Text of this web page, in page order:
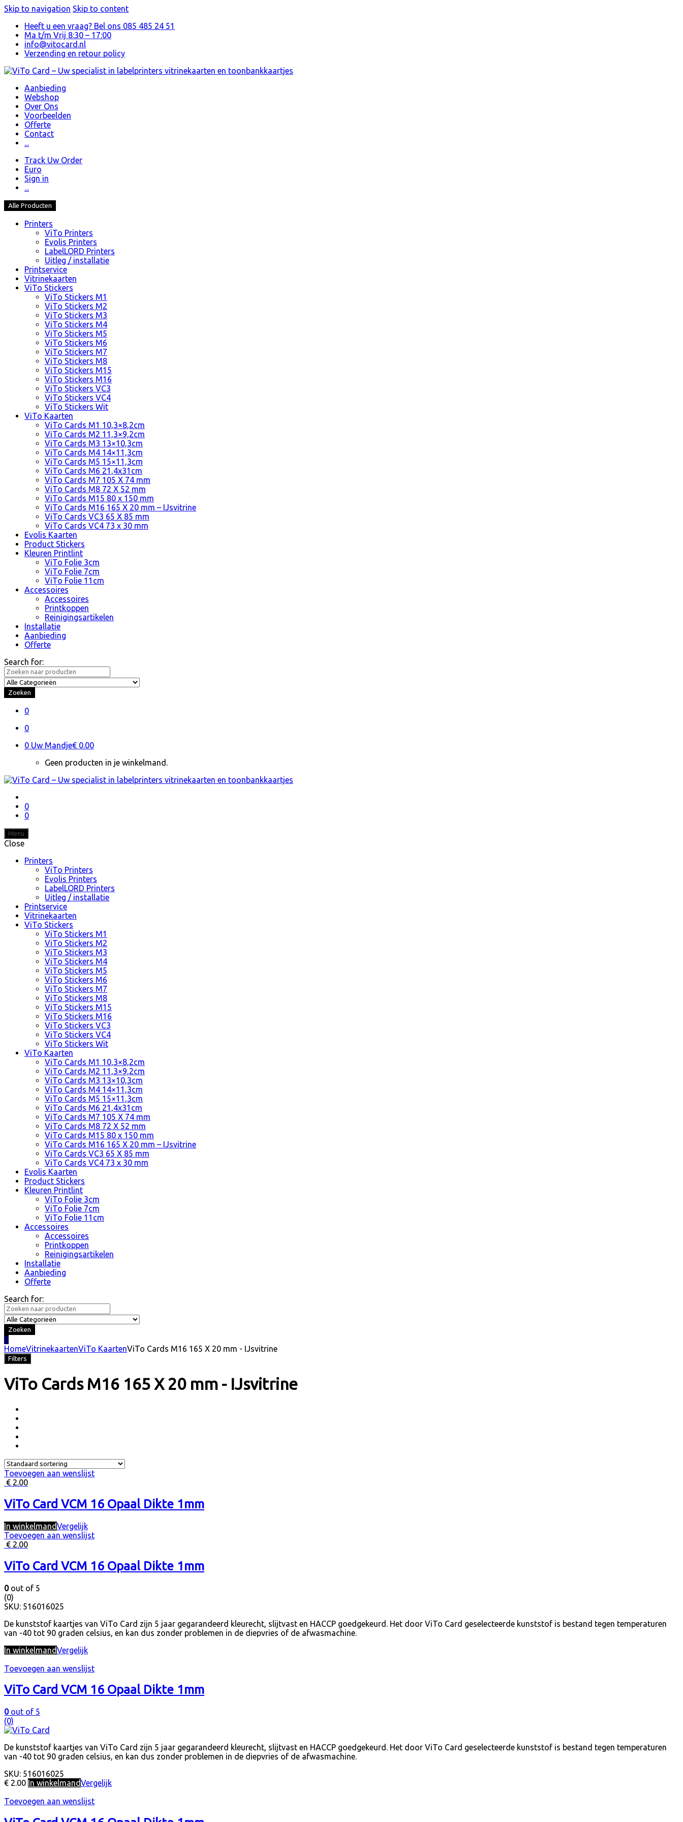
Skip to navigation Skip to content
Heeft u een vraag? Bel ons 085 485 24 51
Ma t/m Vrij 8:30 – 17:00
info@vitocard.nl
Verzending en retour policy
Aanbieding
Webshop
Over Ons
Voorbeelden
Offerte
Contact
...
Track Uw Order
Euro
Sign in
...
Alle Producten
Printers
ViTo Printers
Evolis Printers
LabelLORD Printers
Uitleg / installatie
Printservice
Vitrinekaarten
ViTo Stickers
ViTo Stickers M1
ViTo Stickers M2
ViTo Stickers M3
ViTo Stickers M4
ViTo Stickers M5
ViTo Stickers M6
ViTo Stickers M7
ViTo Stickers M8
ViTo Stickers M15
ViTo Stickers M16
ViTo Stickers VC3
ViTo Stickers VC4
ViTo Stickers Wit
ViTo Kaarten
ViTo Cards M1 10,3×8,2cm
ViTo Cards M2 11,3×9,2cm
ViTo Cards M3 13×10,3cm
ViTo Cards M4 14×11,3cm
ViTo Cards M5 15×11,3cm
ViTo Cards M6 21,4x31cm
ViTo Cards M7 105 X 74 mm
ViTo Cards M8 72 X 52 mm
ViTo Cards M15 80 x 150 mm
ViTo Cards M16 165 X 20 mm – IJsvitrine
ViTo Cards VC3 65 X 85 mm
ViTo Cards VC4 73 x 30 mm
Evolis Kaarten
Product Stickers
Kleuren Printlint
ViTo Folie 3cm
ViTo Folie 7cm
ViTo Folie 11cm
Accessoires
Accessoires
Printkoppen
Reinigingsartikelen
Installatie
Aanbieding
Offerte
Search for:
Zoeken
0
0
0 Uw Mandje€ 0.00
Geen producten in je winkelmand.
0
0
Menu
Close
Printers
ViTo Printers
Evolis Printers
LabelLORD Printers
Uitleg / installatie
Printservice
Vitrinekaarten
ViTo Stickers
ViTo Stickers M1
ViTo Stickers M2
ViTo Stickers M3
ViTo Stickers M4
ViTo Stickers M5
ViTo Stickers M6
ViTo Stickers M7
ViTo Stickers M8
ViTo Stickers M15
ViTo Stickers M16
ViTo Stickers VC3
ViTo Stickers VC4
ViTo Stickers Wit
ViTo Kaarten
ViTo Cards M1 10,3×8,2cm
ViTo Cards M2 11,3×9,2cm
ViTo Cards M3 13×10,3cm
ViTo Cards M4 14×11,3cm
ViTo Cards M5 15×11,3cm
ViTo Cards M6 21,4x31cm
ViTo Cards M7 105 X 74 mm
ViTo Cards M8 72 X 52 mm
ViTo Cards M15 80 x 150 mm
ViTo Cards M16 165 X 20 mm – IJsvitrine
ViTo Cards VC3 65 X 85 mm
ViTo Cards VC4 73 x 30 mm
Evolis Kaarten
Product Stickers
Kleuren Printlint
ViTo Folie 3cm
ViTo Folie 7cm
ViTo Folie 11cm
Accessoires
Accessoires
Printkoppen
Reinigingsartikelen
Installatie
Aanbieding
Offerte
Search for:
Zoeken
0
HomeVitrinekaartenViTo KaartenViTo Cards M16 165 X 20 mm - IJsvitrine
Filters
ViTo Cards M16 165 X 20 mm - IJsvitrine
Toevoegen aan wenslijst
€ 2.00
ViTo Card VCM 16 Opaal Dikte 1mm
In winkelmandVergelijk
Toevoegen aan wenslijst
€ 2.00
ViTo Card VCM 16 Opaal Dikte 1mm
0out of 5
(0)
SKU: 516016025
De kunststof kaartjes van ViTo Card zijn 5 jaar gegarandeerd kleurecht, slijtvast en HACCP goedgekeurd. Het door ViTo Card geselecteerde kunststof is bestand tegen temperaturen
van -40 tot 90 graden celsius, en kan dus zonder problemen in de diepvries of de afwasmachine.
In winkelmandVergelijk
Toevoegen aan wenslijst
ViTo Card VCM 16 Opaal Dikte 1mm
0out of 5
(0)
De kunststof kaartjes van ViTo Card zijn 5 jaar gegarandeerd kleurecht, slijtvast en HACCP goedgekeurd. Het door ViTo Card geselecteerde kunststof is bestand tegen temperaturen
van -40 tot 90 graden celsius, en kan dus zonder problemen in de diepvries of de afwasmachine.
SKU: 516016025
€ 2.00 In winkelmandVergelijk
Toevoegen aan wenslijst